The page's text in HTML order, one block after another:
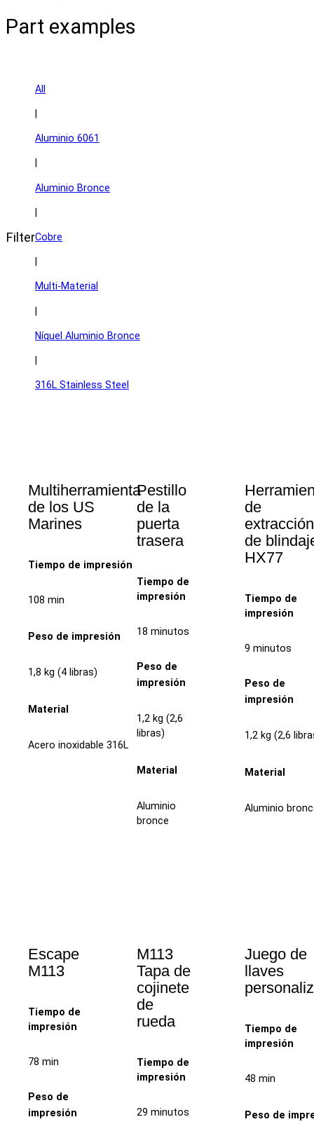
Part examples
Filter
A
Aluminio 6061
Aluminio Bronce
Cobre
Multi-Material
|
Níquel Aluminio Bronce
316L Stainless Steel
Multiherramienta
de los US
Marines
Tiempo de impresión
108 min
Peso de impresión
1,8 kg (4 libras)
Material
Acero inoxidable 316L
Pestillo
de la
puerta
trasera
Tiempo de
impresión
18 minutos
Peso de
impresión
1,2 kg (2,6
libras)
Material
Aluminio
bronce
de
extracción
de
HX77
Tiempo de
impresión
9 minutos
Peso de
impresión
1,2 kg (2,6
Material
Aluminio
Escape
M113
Tiempo de
impresión
78 min
Peso de
impresión
M113
Tapa de
cojinete
de
rueda
Tiempo de
impresión
29 minutos
Juego de
llaves
Tiempo de
impresión
48 min
Peso de